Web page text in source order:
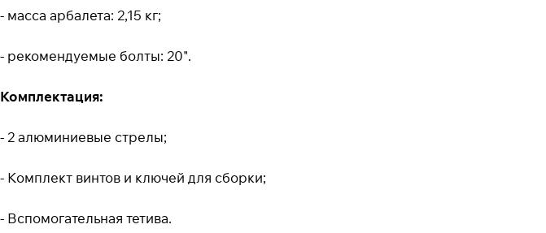
- масса арбалета: 2,15 кг;
- рекомендуемые болты: 20".
Комплектация:
- 2 алюминиевые стрелы;
- Комплект винтов и ключей для сборки;
- Вспомогательная тетива.